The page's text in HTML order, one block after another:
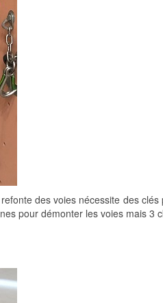
des voies nécessite des
pour démonter les voies mais 3